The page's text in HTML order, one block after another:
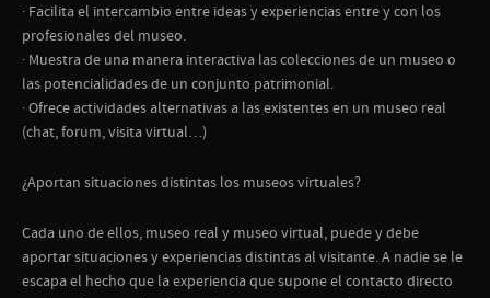
· Facilita el intercambio entre ideas y experiencias entre y con los
profesionales del museo.
· Muestra de una manera interactiva las colecciones de un museo o
las potencialidades de un conjunto patrimonial.
· Ofrece actividades alternativas a las existentes en un museo real
(chat, forum, visita virtual…)
¿Aportan situaciones distintas los museos virtuales?
Cada uno de ellos, museo real y museo virtual, puede y debe
aportar situaciones y experiencias distintas al visitante. A nadie se le
escapa el hecho que la experiencia que supone el contacto directo